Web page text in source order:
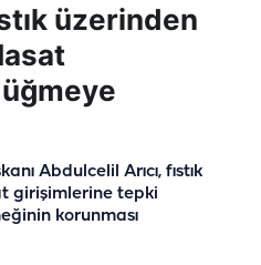
üzerinden
Abdulcelil Arıcı, fıstık
girişimlerine tepki
korunması